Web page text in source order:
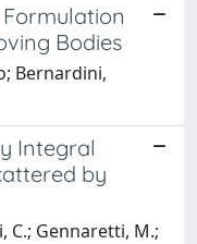
Bodies
Bernardini,
Integral
by
C.; Gennaretti, M.;